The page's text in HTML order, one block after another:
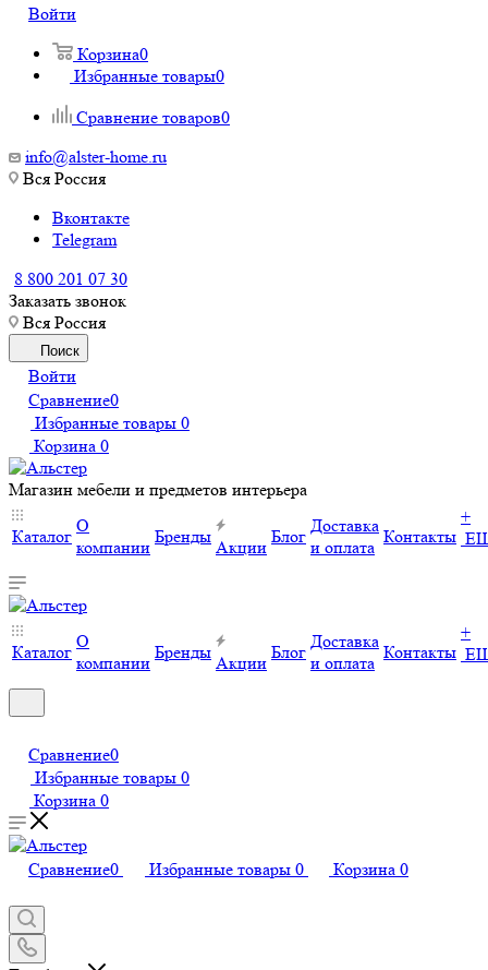
Войти
Корзина0
Избранные товары0
Сравнение товаров0
info@alster-home.ru
Вся Россия
Вконтакте
Telegram
8 800 201 07 30
Заказать звонок
Вся Россия
Поиск
Войти
Сравнение0
Избранные товары 0
Корзина 0
Магазин мебели и предметов интерьера
Каталог
О
компании
Бренды
Акции
Блог
Доставка
и оплата
Контакты
+
Каталог
О
компании
Бренды
Акции
Блог
Доставка
и оплата
Контакты
+
Сравнение0
Избранные товары 0
Корзина 0
Сравнение0 Избранные товары 0 Корзина 0